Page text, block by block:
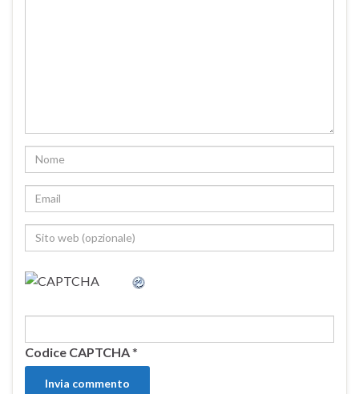
Codice CAPTCHA*